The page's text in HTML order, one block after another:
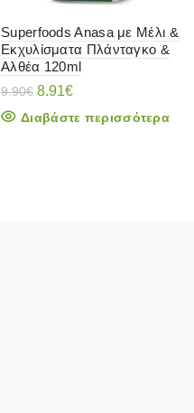
Superfoods Anasa με Μέλι &
Εκχυλίσματα Πλάνταγκο &
Αλθέα 120ml
9.90€ Original
was:
8.91€Η
τιμή
Διαβάστε περισσότερα